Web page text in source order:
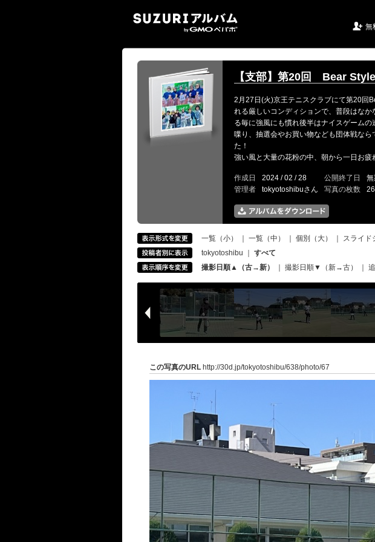
 無
【支部】第20回 Bear
2月27日(火)京王テニスクラブにて第20回
れる厳しいコンディションで、普段はな
る毎に強風にも慣れ後半はナイスゲーム
喋り、抽選会やお買い物なども団体戦な
た！
強い風と大量の花粉の中、朝から一日お疲
作成日 2024 / 02 / 28 公開終了日 無
管理者
tokyotoshibuさん 写真の枚数
一覧（小） 一覧（中） 個別（大）
スライド
tokyotoshibu
すべて
撮影日順▲（古→新）
撮影日順▼（新→古）
この写真のURL http://30d.jp/tokyotoshibu/638/photo/67